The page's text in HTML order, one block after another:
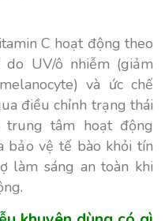
C hoạt động theo
do UV/ô nhiễm (giảm
và ức chế
điều chỉnh trạng thái
tâm hoạt động
bảo vệ tế bào khỏi tín
làm sáng an toàn khi